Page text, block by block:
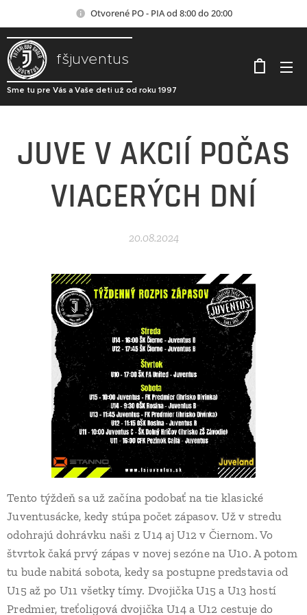
Otvorené PO - PIA od 8:00 do 20:00
fšjuventus
Sme tu pre Vás a Vaše deti už od roku 1997
JUVE V AKCIÍ POČAS
VIACERÝCH DNÍ
20.08.2024
Tento týždeň sa už začína podobať na tie klasické
Juventusácke, kedy stúpa počet zápasov. Už v stredu
odohrajú dohrávku naši z U14 aj U12 v Čiernom. Vo
štvrtok čaká prvý zápas v novej sezóne na U10. A potom
tu bude nabitá sobota, kedy sa postupne predstavia od
U15 až po U11 všetky tímy. Dvojička U15 a U13 hostí
Predmier, treťoligová dvojička U14 a U12 cestuje do